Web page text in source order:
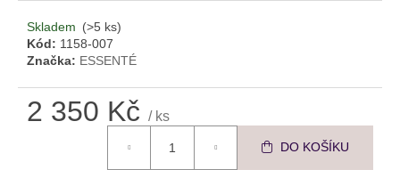
Skladem (>5 ks)
Kód: 1158-007
Značka: ESSENTÉ
2 350 Kč / ks
DO KOŠÍKU
u